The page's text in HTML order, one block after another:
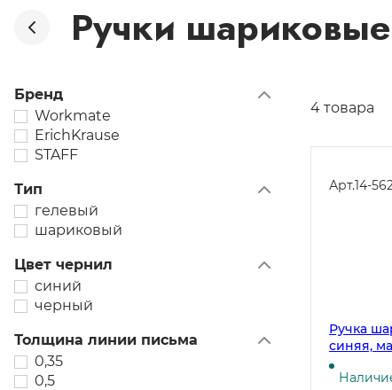
Ручки шариковые
Бренд
Workmate
ErichKrause
STAFF
Тип
гелевый
шариковый
Цвет чернил
синий
черный
Толщина линии письма
0,35
0,5
4 товара
Арт.14-
Ручка
синяя,
мм,